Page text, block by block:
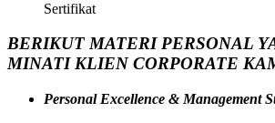
Sertifikat
BERIKUT MATERI PERSONAL
MINATI KLIEN CORPORATE
Personal Excellence & Management